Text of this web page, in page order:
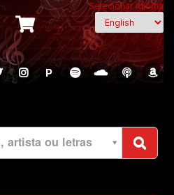
Selecionar idioma
P
artista ou letras